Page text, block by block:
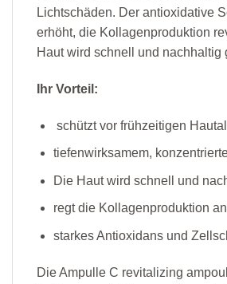
Lichtschäden. Der antioxidative
erhöht, die Kollagenproduktion
Haut wird schnell und nachhaltig
Ihr Vorteil:
schützt vor frühzeitigen
tiefenwirksamem,
Die Haut wird schnell und
regt die Kollagenproduktion an
starkes Antioxidans und
Die Ampulle C revitalizing